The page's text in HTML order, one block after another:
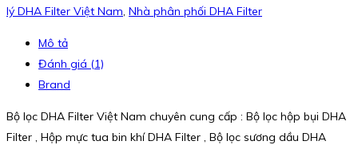
lý DHA Filter Việt Nam Nhà phân phối DHA Filter
Mô tả
Đánh giá (1)
Brand
Bộ lọc DHA Filter Việt Nam chuyên cung cấp : Bộ lọc hộp bụi DHA
Filter , Hộp mực tua bin khí DHA Filter , Bộ lọc sương dầu DHA